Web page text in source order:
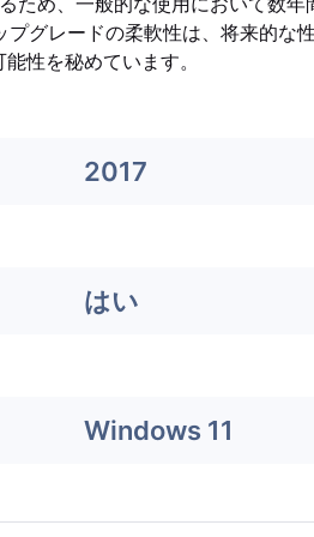
グレードの柔軟性は、将来的な
性を秘めています。
2017
はい
Windows 11